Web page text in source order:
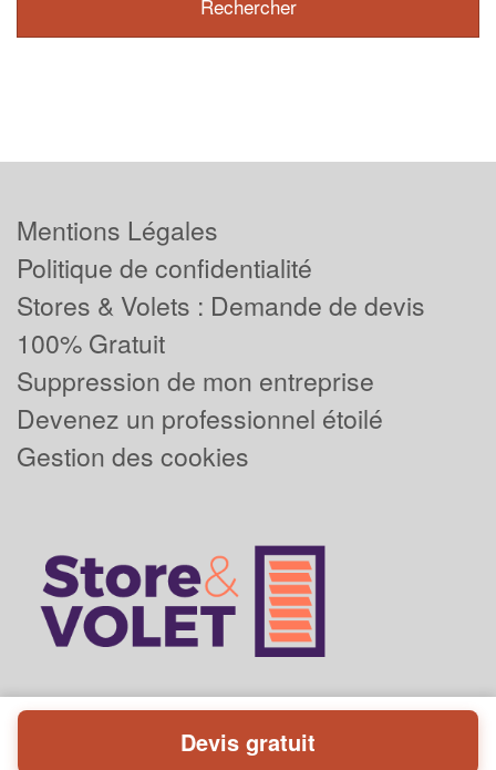
Mentions Légales
Politique de confidentialité
Stores & Volets : Demande de devis
100% Gratuit
Suppression de mon entreprise
Devenez un professionnel étoilé
Gestion des cookies
Powered byPlus que pro
Devis gratuit